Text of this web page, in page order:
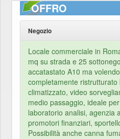
OFFRO
Negozio
Locale commerciale in
mq su strada e 25
accatastato A10 ma
completamente ristrutturato
climatizzato, video
medio passaggio, ideale
laboratorio analisi, agenzia
promotori finanziari,
Possibilità anche canna